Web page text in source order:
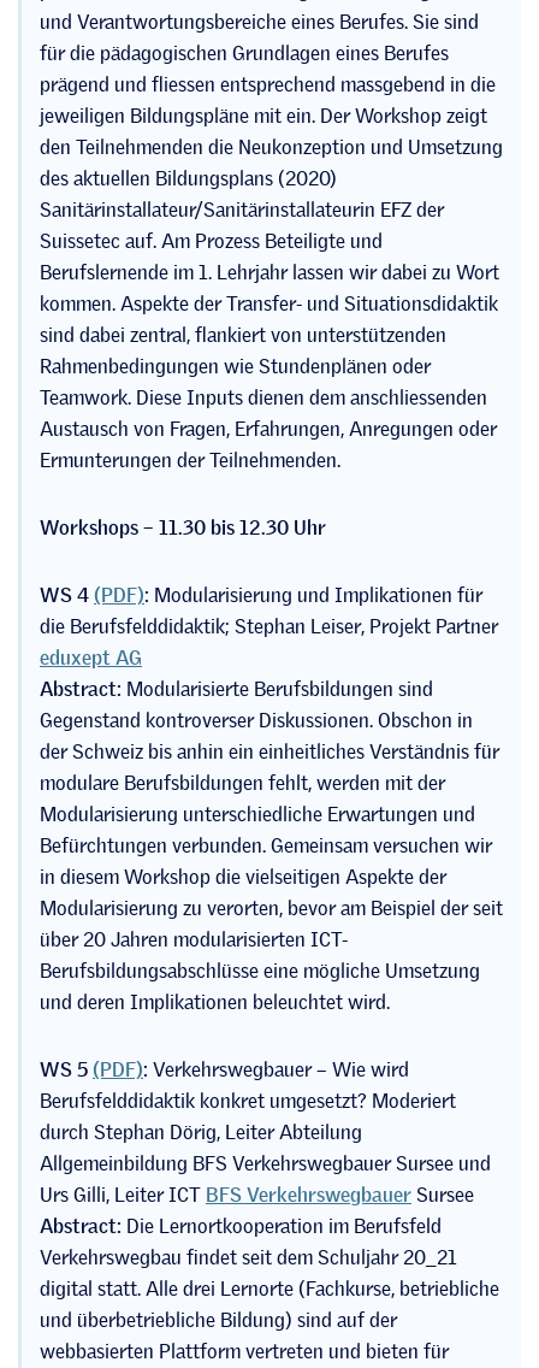
und Verantwortungsbereiche eines Berufes. Sie sind
für die pädagogischen Grundlagen eines Berufes
prägend und fliessen entsprechend massgebend in die
jeweiligen Bildungspläne mit ein. Der Workshop zeigt
den Teilnehmenden die Neukonzeption und Umsetzung
des aktuellen Bildungsplans (2020)
Sanitärinstallateur/Sanitärinstallateurin EFZ der
Suissetec auf. Am Prozess Beteiligte und
Berufslernende im 1. Lehrjahr lassen wir dabei zu Wort
kommen. Aspekte der Transfer- und Situationsdidaktik
sind dabei zentral, flankiert von unterstützenden
Rahmenbedingungen wie Stundenplänen oder
Teamwork. Diese Inputs dienen dem anschliessenden
Austausch von Fragen, Erfahrungen, Anregungen oder
Ermunterungen der Teilnehmenden.
Workshops – 11.30 bis 12.30 Uhr
WS 4(PDF): Modularisierung und Implikationen für
die Berufsfelddidaktik; Stephan Leiser, Projekt Partner
eduxept AG
Abstract: Modularisierte Berufsbildungen sind
Gegenstand kontroverser Diskussionen. Obschon in
der Schweiz bis anhin ein einheitliches Verständnis für
modulare Berufsbildungen fehlt, werden mit der
Modularisierung unterschiedliche Erwartungen und
Befürchtungen verbunden. Gemeinsam versuchen wir
in diesem Workshop die vielseitigen Aspekte der
Modularisierung zu verorten, bevor am Beispiel der seit
über 20 Jahren modularisierten ICT-
Berufsbildungsabschlüsse eine mögliche Umsetzung
und deren Implikationen beleuchtet wird.
WS 5(PDF): Verkehrswegbauer – Wie wird
Berufsfelddidaktik konkret umgesetzt? Moderiert
durch Stephan Dörig, Leiter Abteilung
Allgemeinbildung BFS Verkehrswegbauer Sursee und
Urs Gilli, Leiter ICT BFS VerkehrswegbauerSursee
Abstract: Die Lernortkooperation im Berufsfeld
Verkehrswegbau findet seit dem Schuljahr 20_21
digital statt. Alle drei Lernorte (Fachkurse, betriebliche
und überbetriebliche Bildung) sind auf der
webbasierten Plattform vertreten und bieten für